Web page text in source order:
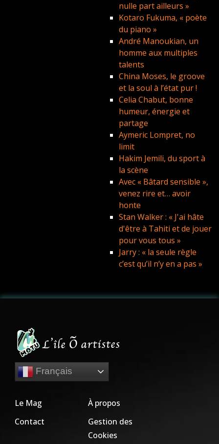
nulle part ailleurs »
Kotaro Fukuma, « poète
du piano »
André Manoukian, un
homme aux multiples
talents
China Moses, le groove
et la soul à l’état pur !
Celia Chabut, bonne
humeur, énergie et
partage
Aymeric Lompret, no
limit
Hakim Jemili, du sport à
la scène
Avec « Bâtard sensible »,
venez rire et… avoir
honte
Stan Walker : « J'ai hâte
d'être à Tahiti et de jouer
pour vous tous »
Jarry : « la seule règle
c’est qu’il n’y en a pas »
Français
Le Mag
À propos
Contact
Gestion des
Cookies